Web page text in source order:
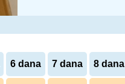
6 dana 7 dana 8 dana